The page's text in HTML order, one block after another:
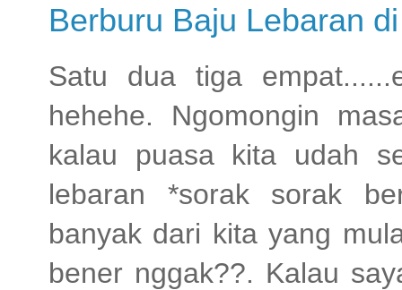
Berburu Baju Lebaran
Satu dua tiga
hehehe. Ngomongin
kalau puasa kita udah
lebaran *sorak sorak
banyak dari kita yang
bener nggak??. Kalau